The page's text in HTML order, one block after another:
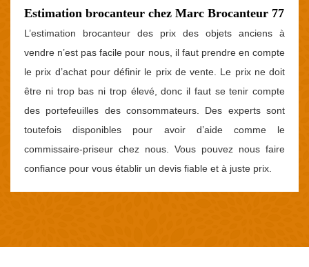
Estimation brocanteur chez Marc Brocanteur 77
L’estimation brocanteur des prix des objets anciens à
vendre n’est pas facile pour nous, il faut prendre en compte
le prix d’achat pour définir le prix de vente. Le prix ne doit
être ni trop bas ni trop élevé, donc il faut se tenir compte
des portefeuilles des consommateurs. Des experts sont
toutefois disponibles pour avoir d’aide comme le
commissaire-priseur chez nous. Vous pouvez nous faire
confiance pour vous établir un devis fiable et à juste prix.